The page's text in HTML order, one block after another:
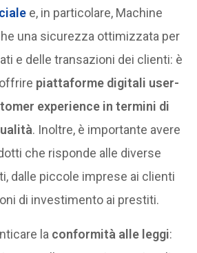
e, in particolare, Machine
una sicurezza ottimizzata per
e delle transazioni dei clienti: è
piattaforme digitali user-
experience in termini di
. Inoltre, è importante avere
che risponde alle diverse
dalle piccole imprese ai clienti
di investimento ai prestiti.
la conformità alle leggi: